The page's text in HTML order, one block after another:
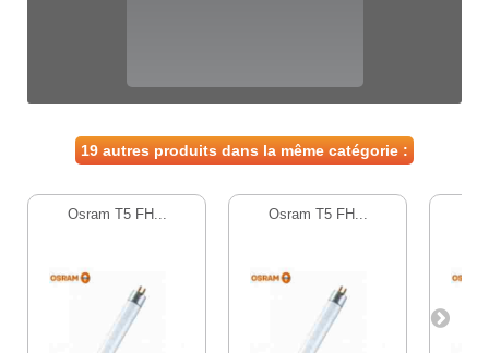
19 autres produits dans la même catégorie :
Osram T5 FH... Osram T5 FH...